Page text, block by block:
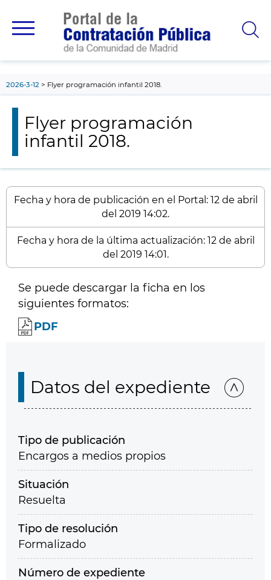
principal
2026-3-12 Flyer programación infantil 2018.
Flyer programación
infantil 2018.
Fecha y hora de publicación en el Portal: 12 de abril
del 2019 14:02.
Fecha y hora de la última actualización: 12 de abril
del 2019 14:01.
Se puede descargar la ficha en los
siguientes formatos:
PDF
Datos del expediente
Tipo de publicación
Encargos a medios propios
Situación
Resuelta
Tipo de resolución
Formalizado
Número de expediente